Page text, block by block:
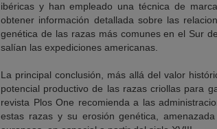
ibéricas y han empleado una técnica de
obtener información detallada sobre las
genética de las razas más comunes en el Sur
salían las expediciones americanas.
La principal conclusión, más allá del valor
potencial productivo de las razas criollas para
revista Plos One recomienda a las
estas razas y su erosión genética,